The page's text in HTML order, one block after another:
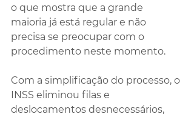
o que mostra que a grande
maioria já está regular e não
precisa se preocupar com o
procedimento neste momento.
Com a simplificação do processo, o
INSS eliminou filas e
deslocamentos desnecessários,